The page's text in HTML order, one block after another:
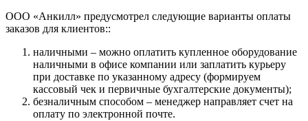
ООО «Анкилл» предусмотрел следующие варианты оплаты
заказов для клиентов::
наличными – можно оплатить купленное оборудование
наличными в офисе компании или заплатить курьеру
при доставке по указанному адресу (формируем
кассовый чек и первичные бухгалтерские документы);
безналичным способом – менеджер направляет счет на
оплату по электронной почте.